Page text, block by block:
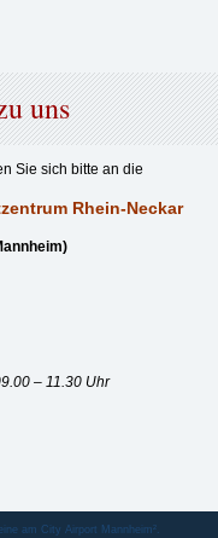
uns
Sie sich bitte an die
Rhein-Neckar
– 11.30 Uhr
am City Airport Mannheim².